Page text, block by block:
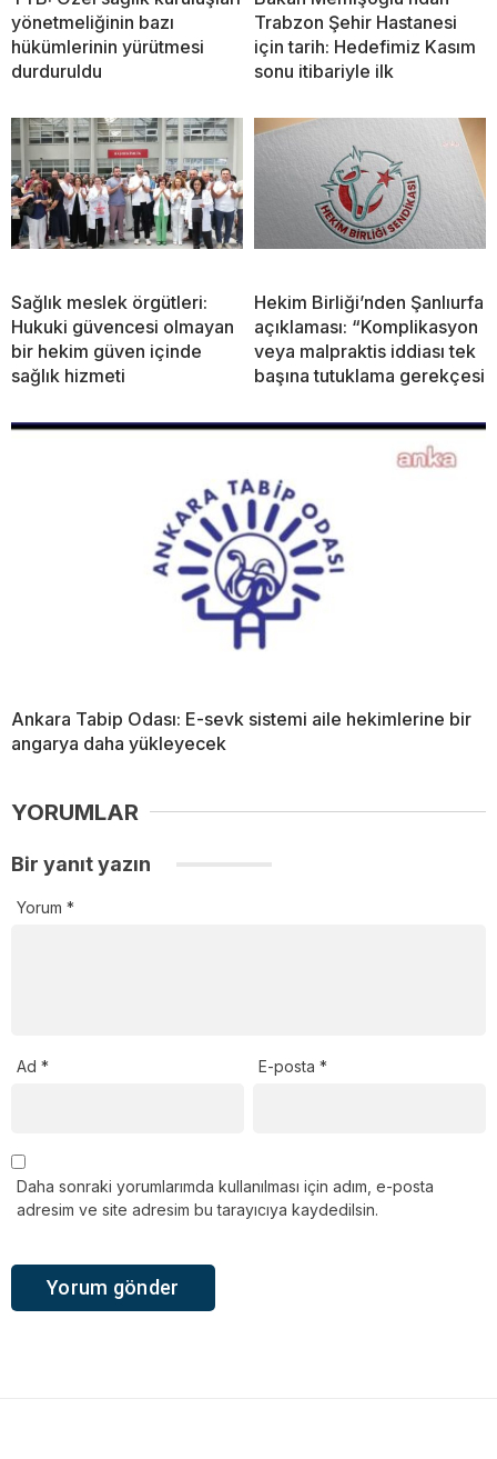
yönetmeliğinin bazı
hükümlerinin yürütmesi
durduruldu
Trabzon Şehir Hastanesi
için tarih: Hedefimiz Kasım
sonu itibariyle ilk
Sağlık meslek örgütleri:
Hukuki güvencesi olmayan
bir hekim güven içinde
sağlık hizmeti
Hekim Birliği’nden Şanlıurfa
açıklaması: “Komplikasyon
veya malpraktis iddiası tek
başına tutuklama gerekçesi
Ankara Tabip Odası: E-sevk sistemi aile hekimlerine bir
angarya daha yükleyecek
YORUMLAR
Bir yanıt yazın
Yorum *
Ad * E-posta*
Daha sonraki yorumlarımda kullanılması için adım, e-posta
adresim ve site adresim bu tarayıcıya kaydedilsin.